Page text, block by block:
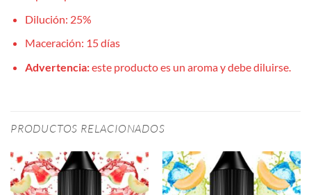
Dilución: 25%
Maceración: 15 días
Advertencia:este producto es un aroma y debe diluirse.
PRODUCTOS RELACIONADOS